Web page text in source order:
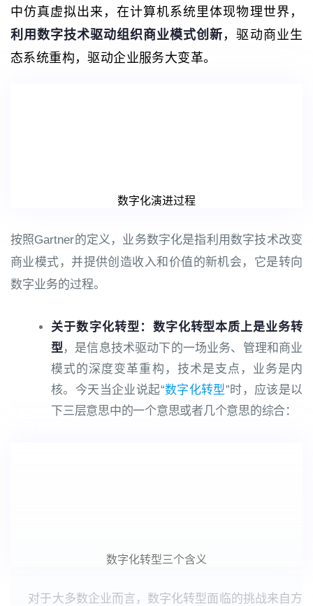
中仿真虚拟出来，在计算机系统里体现物理世界，
利用数字技术驱动组织商业模式创新 ，驱动商业生
态系统重构，驱动企业服务大变革。
数字化演进过程
按照Gartner的定义，业务数字化是指利用数字技术改变
商业模式，并提供创造收入和价值的新机会，它是转向
数字业务的过程。
关于数字化转型： 数字化转型本质上是业务转
型 ，是信息技术驱动下的一场业务、管理和商业
模式的深度变革重构，技术是支点，业务是内
核。 今天当企业说起“数字化转型”时，应该是以
下三层意思中的一个意思或者几个意思的综合：
数字化转型三个含义
对于大多数企业而言，数字化转型面临的挑战来自方